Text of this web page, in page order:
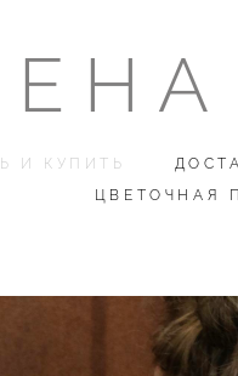
И КУПИТЬ
ЦВЕТОЧНАЯ
И КУПИТЬ
ЦВЕТОЧНАЯ